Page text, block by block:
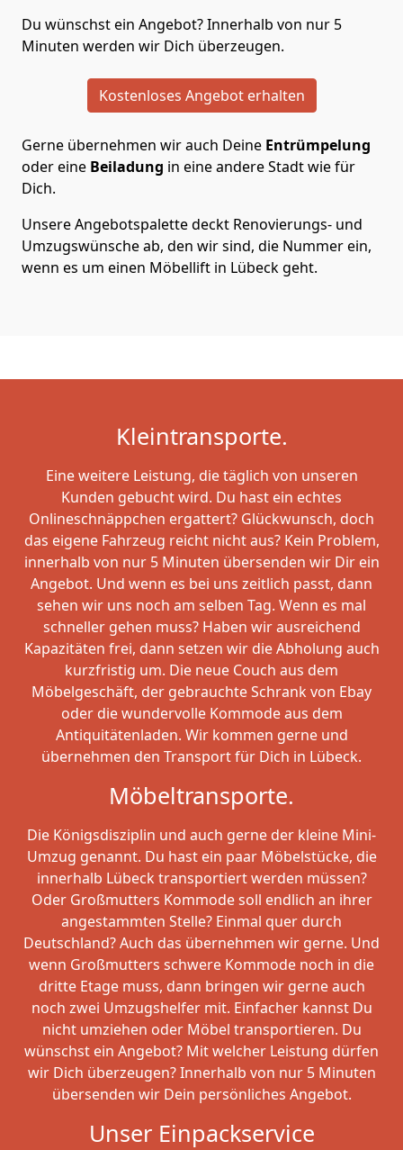
Du wünschst ein Angebot? Innerhalb von nur 5
Minuten werden wir Dich überzeugen.
Kostenloses Angebot erhalten
Gerne übernehmen wir auch Deine Entrümpelung
oder eine Beiladung in eine andere Stadt wie für
Dich.
Unsere Angebotspalette deckt Renovierungs- und
Umzugswünsche ab, den wir sind, die Nummer ein,
wenn es um einen Möbellift in Lübeck geht.
Kleintransporte.
Eine weitere Leistung, die täglich von unseren
Kunden gebucht wird. Du hast ein echtes
Onlineschnäppchen ergattert? Glückwunsch, doch
das eigene Fahrzeug reicht nicht aus? Kein Problem,
innerhalb von nur 5 Minuten übersenden wir Dir ein
Angebot. Und wenn es bei uns zeitlich passt, dann
sehen wir uns noch am selben Tag. Wenn es mal
schneller gehen muss? Haben wir ausreichend
Kapazitäten frei, dann setzen wir die Abholung auch
kurzfristig um. Die neue Couch aus dem
Möbelgeschäft, der gebrauchte Schrank von Ebay
oder die wundervolle Kommode aus dem
Antiquitätenladen. Wir kommen gerne und
übernehmen den Transport für Dich in Lübeck.
Möbeltransporte.
Die Königsdisziplin und auch gerne der kleine Mini-
Umzug genannt. Du hast ein paar Möbelstücke, die
innerhalb Lübeck transportiert werden müssen?
Oder Großmutters Kommode soll endlich an ihrer
angestammten Stelle? Einmal quer durch
Deutschland? Auch das übernehmen wir gerne. Und
wenn Großmutters schwere Kommode noch in die
dritte Etage muss, dann bringen wir gerne auch
noch zwei Umzugshelfer mit. Einfacher kannst Du
nicht umziehen oder Möbel transportieren. Du
wünschst ein Angebot? Mit welcher Leistung dürfen
wir Dich überzeugen? Innerhalb von nur 5 Minuten
übersenden wir Dein persönliches Angebot.
Unser Einpackservice